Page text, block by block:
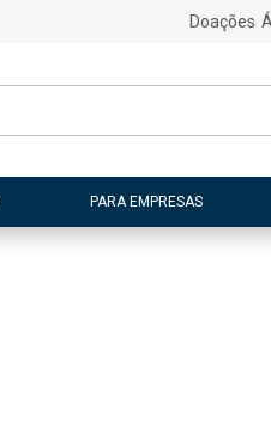
Doações
PARA EMPRESAS